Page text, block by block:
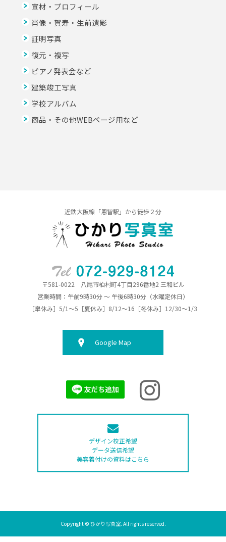
宣材・プロフィール
肖像・賀寿・生前遺影
証明写真
復元・複写
ピアノ発表会など
建築竣工写真
学校アルバム
商品・その他WEBページ用など
近鉄大阪線「恩智駅」から徒歩２分
〒581-0022 八尾市柏村町4丁目296番地2 三和ビル
営業時間：午前9時30分 ～ 午後6時30分（水曜定休日）
［皐休み］5/1～5［夏休み］8/12～16［冬休み］12/30～1/3
Google Map
デザイン校正希望
データ送信希望
美容着付けの資料はこちら
Copyright © ひかり写真室. All rights reserved.